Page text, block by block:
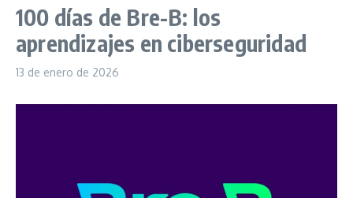
100 días de Bre-B: los
aprendizajes en ciberseguridad
13 de enero de 2026